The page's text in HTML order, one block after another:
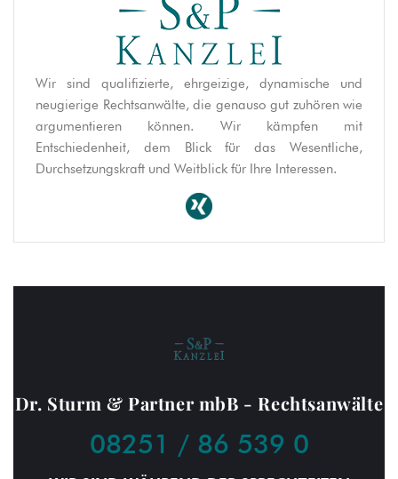
Wir sind qualifizierte, ehrgeizige, dynamische und
neugierige Rechtsanwälte, die genauso gut zuhören wie
argumentieren können. Wir kämpfen mit
Entschiedenheit, dem Blick für das Wesentliche,
Durchsetzungskraft und Weitblick für Ihre Interessen.
Dr. Sturm & Partner mbB - Rechtsanwälte
08251 / 86 539 0